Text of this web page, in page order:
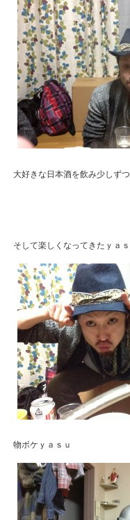
大好きな日本酒を飲み少しず
そして楽しくなってきたｙａｓ
物ボケｙａｓｕ